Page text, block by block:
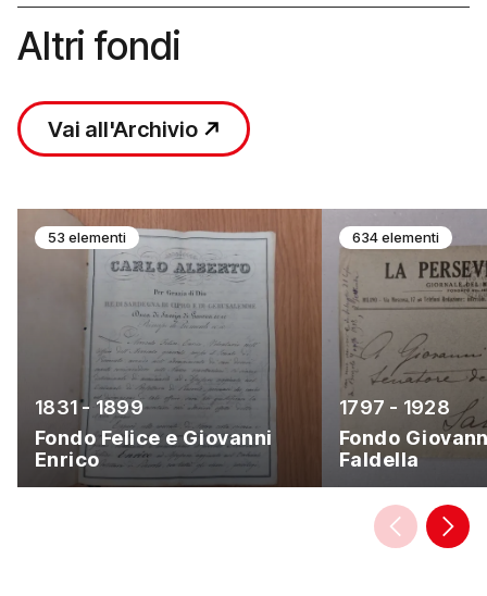
Altri fondi
Vai all'Archivio
53 elementi
1831 - 1899
Fondo Felice e Giovanni
Enrico
634 elementi
1797 - 1928
Fondo
Faldella